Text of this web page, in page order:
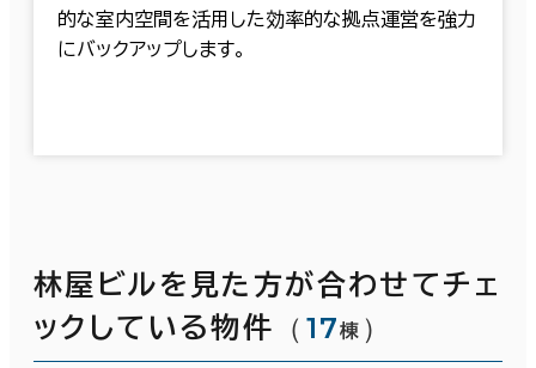
的な室内空間を活用した効率的な拠点運営を強力
にバックアップします。
林屋ビルを見た方が合わせてチェ
ックしている物件
（ 17棟 ）